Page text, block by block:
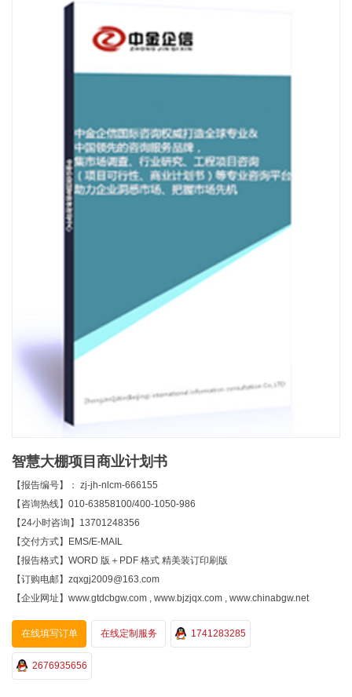
智慧大棚项目商业计划书
【报告编号】： zj-jh-nlcm-666155
【咨询热线】010-63858100/400-1050-986
【24小时咨询】13701248356
【交付方式】EMS/E-MAIL
【报告格式】WORD 版＋PDF 格式 精美装订印刷版
【订购电邮】zqxgj2009@163.com
【企业网址】www.gtdcbgw.com , www.bjzjqx.com , www.chinabgw.net
在线填写订单 在线定制服务 1741283285
2676935656